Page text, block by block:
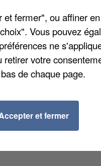
fermer", ou affiner
Vous pouvez
ne
votre
de chaque page.
et fermer